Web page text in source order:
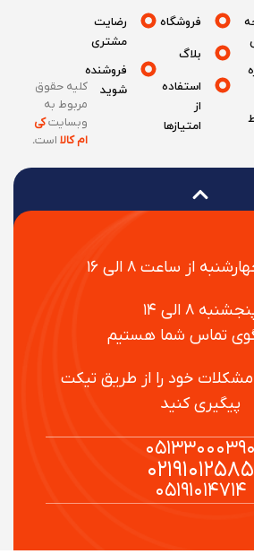
از ساعت ۸ الی ۱۶
۸ الی ۱۴
تماس شما هستیم
خود را از طریق تیکت
کنید
فروشگاه
بلاگ
استفاده
امتیازها
رضایت
مشتری
فروشنده
شوید
کلیه حقوق
مربوط به
وبسایتکی
ام کالااست.